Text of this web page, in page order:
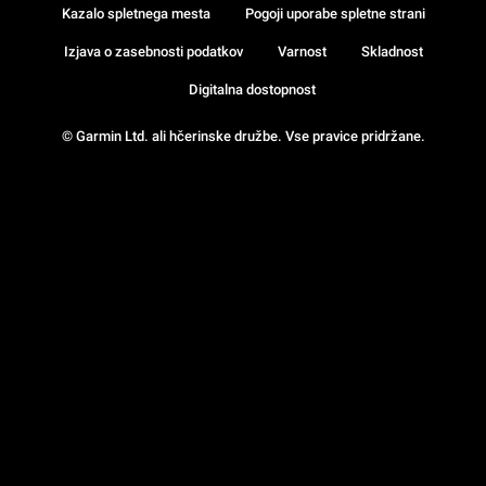
© Garmin Ltd. ali hčerinske družbe. Vse pravice pridržane.
Kazalo spletnega mesta Pogoji uporabe spletne strani
Izjava o zasebnosti podatkov Varnost Skladnost
Digitalna dostopnost